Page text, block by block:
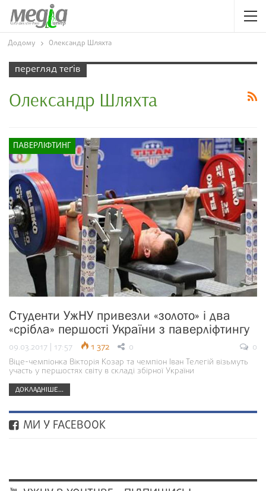
Додому Олександр Шляхта
перегляд теґів
Олександр Шляхта
ПАВЕРЛІФТИНГ
Студенти УжНУ привезли «золото» і два
«срібла» першості України з паверліфтингу
09.03.2017 | 17:57 1 372 0
0
Віце-чемпіонка Вікторія Козар та чемпіон Іван Телегій візьмуть
участь у першостях світу в складі збірної України
ДОКЛАДНІШЕ...
МИ У FACEBOOK